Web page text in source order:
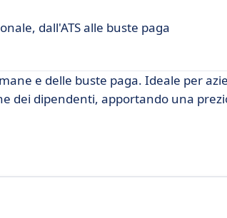
dall'ATS alle buste paga
e delle buste paga. Ideale per
dei dipendenti, apportando una